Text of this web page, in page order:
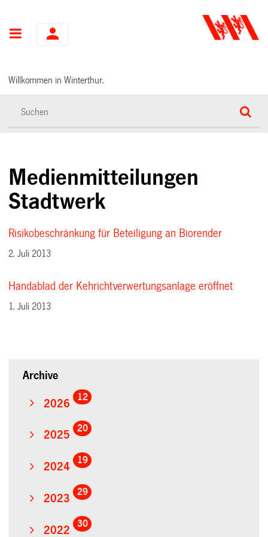
Hauptnavigation
Willkommen in Winterthur.
Medienmitteilungen
Stadtwerk
Risikobeschränkung für Beteiligung an Biorender
2. Juli 2013
Handablad der Kehrichtverwertungsanlage eröffnet
1. Juli 2013
Archive
2026
12
2025
20
2024
19
2023
29
2022
30